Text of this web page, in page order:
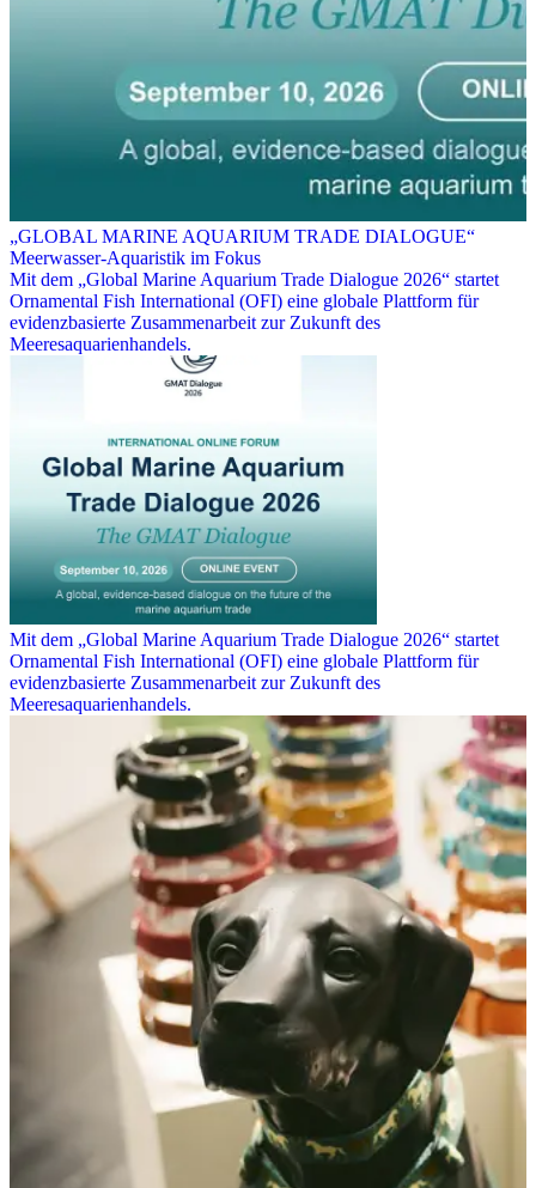
„GLOBAL MARINE AQUARIUM TRADE DIALOGUE“
Meerwasser-Aquaristik im Fokus
Mit dem „Global Marine Aquarium Trade Dialogue 2026“ startet
Ornamental Fish International (OFI) eine globale Plattform für
evidenzbasierte Zusammenarbeit zur Zukunft des
Meeresaquarienhandels.
Mit dem „Global Marine Aquarium Trade Dialogue 2026“ startet
Ornamental Fish International (OFI) eine globale Plattform für
evidenzbasierte Zusammenarbeit zur Zukunft des
Meeresaquarienhandels.